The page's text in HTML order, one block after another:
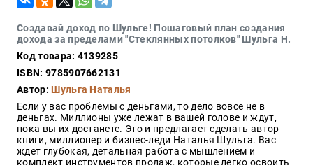
Создавай доход по Шульге! Пошаговый план создания
дохода за пределами "Стеклянных потолков" Шульга Н.
Код товара: 4139285
ISBN: 9785907662131
Автор:Шульга Наталья
Если у вас проблемы с деньгами, то дело вовсе не в
деньгах. Миллионы уже лежат в вашей голове и ждут,
пока вы их достанете. Это и предлагает сделать автор
книги, миллионер и бизнес-леди Наталья Шульга. Вас
ждет глубокая, детальная работа с мышлением и
комплект инструментов продаж, которые легко освоить
и
здоровье
Оптовикам
Авторам
Контакты
Мероприятия